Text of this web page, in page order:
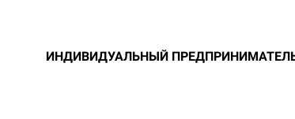
ИНДИВИДУАЛЬНЫЙ